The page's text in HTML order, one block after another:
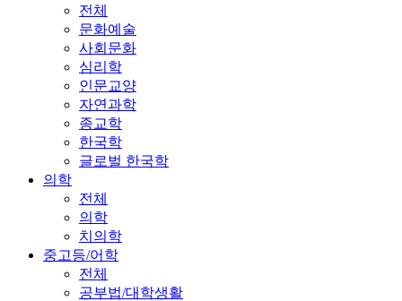
전체
문화예술
사회문화
심리학
인문교양
자연과학
종교학
한국학
글로벌 한국학
의학
전체
의학
치의학
중고등/어학
전체
공부법/대학생활